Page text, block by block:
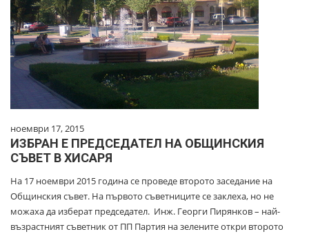
ноември 17, 2015
ИЗБРАН Е ПРЕДСЕДАТЕЛ НА ОБЩИНСКИЯ
СЪВЕТ В ХИСАРЯ
На 17 ноември 2015 година се проведе второто заседание на
Общинския съвет. На първото съветниците се заклеха, но не
можаха да изберат председател. Инж. Георги Пирянков – най-
възрастният съветник от ПП Партия на зелените откри второто